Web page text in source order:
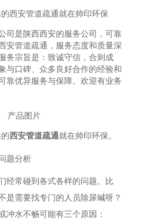
西安管道疏通就在帅印环保
司是陕西西安的服务公司，可靠
安管道疏通，服务态度和质量深
务宗旨是：致诚守信，合则成
与口碑、众多良好合作的经验和
靠优异服务与保障。欢迎有业务
西安管道疏通就在帅印环保。
题分析
经常碰到各式各样的问题。比
是需要找专门的人员除尿碱呀？
冲水不畅可能有三个原因：